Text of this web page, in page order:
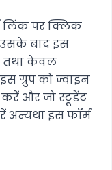
लिंक पर क्लिक
बाद इस
तथा केवल
ग्रुप को ज्वाइन
करें और जो स्टूडेंट
इस फॉर्म